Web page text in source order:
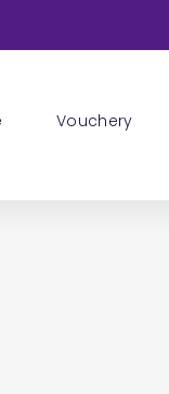
Vouchery